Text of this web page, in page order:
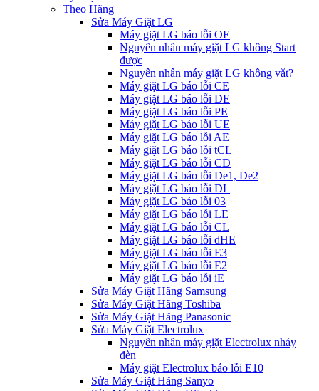
Theo Hãng
Sửa Máy Giặt LG
Máy giặt LG báo lỗi OE
Nguyên nhân máy giặt LG không Start
được
Nguyên nhân máy giặt LG không vắt?
Máy giặt LG báo lỗi CE
Máy giặt LG báo lỗi DE
Máy giặt LG báo lỗi PE
Máy giặt LG báo lỗi UE
Máy giặt LG báo lỗi AE
Máy giặt LG báo lỗi tCL
Máy giặt LG báo lỗi CD
Máy giặt LG báo lỗi De1, De2
Máy giặt LG báo lỗi DL
Máy giặt LG báo lỗi 03
Máy giặt LG báo lỗi LE
Máy giặt LG báo lỗi CL
Máy giặt LG báo lỗi dHE
Máy giặt LG báo lỗi E3
Máy giặt LG báo lỗi E2
Máy giặt LG báo lỗi iE
Sửa Máy Giặt Hãng Samsung
Sửa Máy Giặt Hãng Toshiba
Sửa Máy Giặt Hãng Panasonic
Sửa Máy Giặt Electrolux
Nguyên nhân máy giặt Electrolux nháy
đèn
Máy giặt Electrolux báo lỗi E10
Sửa Máy Giặt Hãng Sanyo